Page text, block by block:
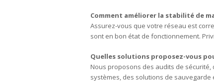
Comment améliorer la stabilité de
Assurez-vous que votre réseau est
sont en bon état de fonctionnement.
Quelles solutions proposez-vous
Nous proposons des audits de sécurité,
systèmes, des solutions de